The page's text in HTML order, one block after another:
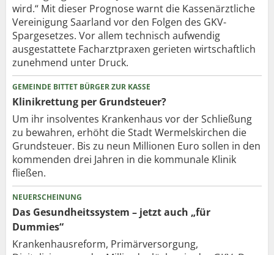
wird.“ Mit dieser Prognose warnt die Kassenärztliche
Vereinigung Saarland vor den Folgen des GKV-
Spargesetzes. Vor allem technisch aufwendig
ausgestattete Facharztpraxen gerieten wirtschaftlich
zunehmend unter Druck.
GEMEINDE BITTET BÜRGER ZUR KASSE
Klinikrettung per Grundsteuer?
Um ihr insolventes Krankenhaus vor der Schließung
zu bewahren, erhöht die Stadt Wermelskirchen die
Grundsteuer. Bis zu neun Millionen Euro sollen in den
kommenden drei Jahren in die kommunale Klinik
fließen.
NEUERSCHEINUNG
Das Gesundheitssystem – jetzt auch „für
Dummies“
Krankenhausreform, Primärversorgung,